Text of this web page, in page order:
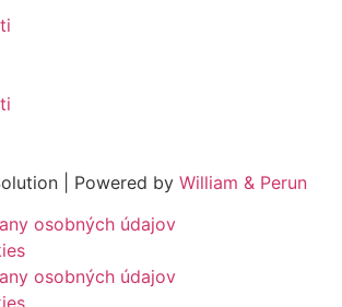
| Powered by William & Perun
osobných údajov
osobných údajov